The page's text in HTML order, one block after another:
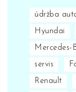
údržba
Hyundai
Mercedes-
servis
Renault